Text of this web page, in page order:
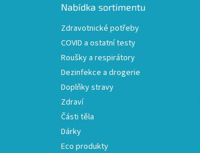
Nabídka sortimentu
Zdravotnické potřeby
COVID a ostatní testy
Roušky a respirátory
Dezinfekce a drogerie
Doplňky stravy
Zdraví
Části těla
Dárky
Eco produkty